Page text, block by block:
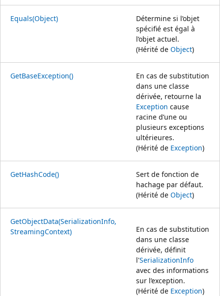
Equals(Object)
Détermine si l’objet
spécifié est égal à
l’objet actuel.
(Hérité de Object)
GetBaseException()
En cas de substitution
dans une classe
dérivée, retourne la
Exception cause
racine d’une ou
plusieurs exceptions
ultérieures.
(Hérité de Exception)
GetHashCode()
Sert de fonction de
hachage par défaut.
(Hérité de Object)
GetObjectData(SerializationInfo,
StreamingContext)
En cas de substitution
dans une classe
dérivée, définit
l'SerializationInfo
avec des informations
sur l’exception.
(Hérité de Exception)